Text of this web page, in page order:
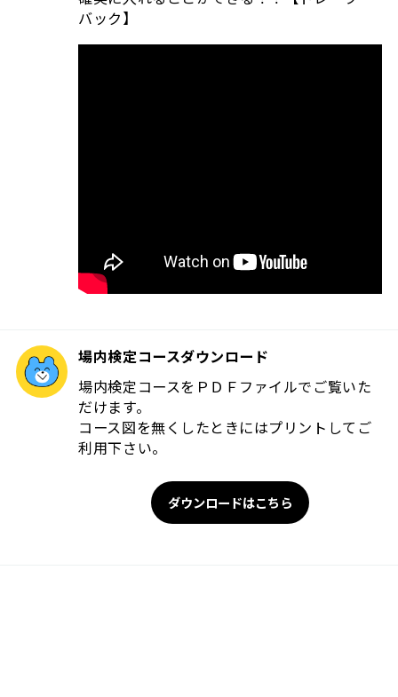
バック】
場内検定コースダウンロード
場内検定コースをＰＤＦファイルでご覧いた
だけます。
コース図を無くしたときにはプリントしてご
利用下さい。
ダウンロードはこちら